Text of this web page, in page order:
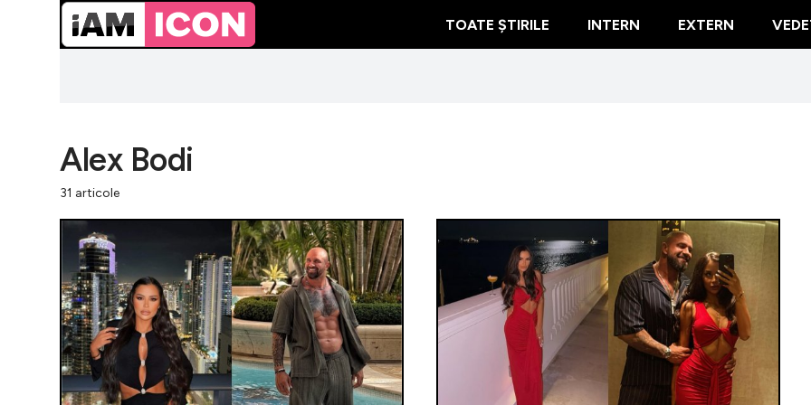
TOATE ȘTIRILE INTERN EXTERN
Alex Bodi
31 articole
S-a rupt